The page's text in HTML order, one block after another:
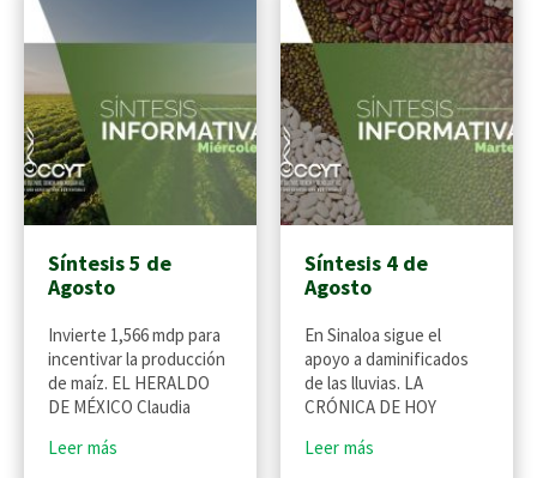
Síntesis 5 de
Agosto
Invierte 1,566 mdp para
incentivar la producción
de maíz. EL HERALDO
DE MÉXICO Claudia
Leer más
Síntesis 4 de
Agosto
En Sinaloa sigue el
apoyo a daminificados
de las lluvias. LA
CRÓNICA DE HOY
Leer más